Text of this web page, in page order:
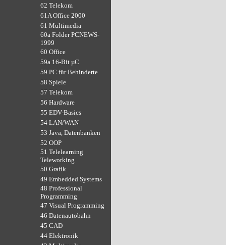
62 Telekom
61A Office 2000
61 Multimedia
60a Folder PCNEWS-
1999
60 Office
59a 16-Bit µC
59 PC für Behinderte
58 Spiele
57 Telekom
56 Hardware
55 EDV-Basics
54 LAN/WAN
53 Java, Datenbanken
52 OOP
51 Telelearning
Teleworking
50 Grafik
49 Embedded Systems
48 Professional
Programming
47 Visual Programming
46 Datenautobahn
45 CAD
44 Elektronik